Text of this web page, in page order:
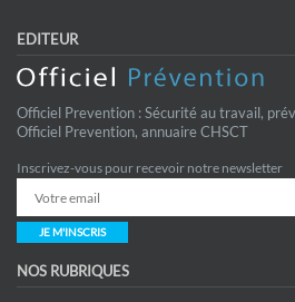
EDITEUR
Officiel Prevention : Sécurité au travail,
Officiel Prevention, annuaire CHSCT
Inscrivez-vous pour recevoir notre newsletter
JE M'INSCRIS
NOS RUBRIQUES